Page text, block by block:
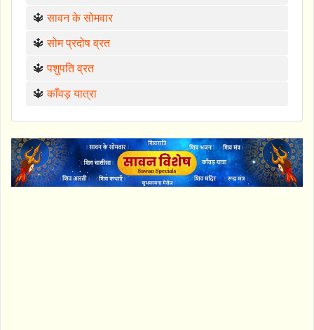
🔱सावन के सोमवार
🔱सोम प्रदोष व्रत
🔱पशुपति व्रत
🔱काँवड़ यात्रा